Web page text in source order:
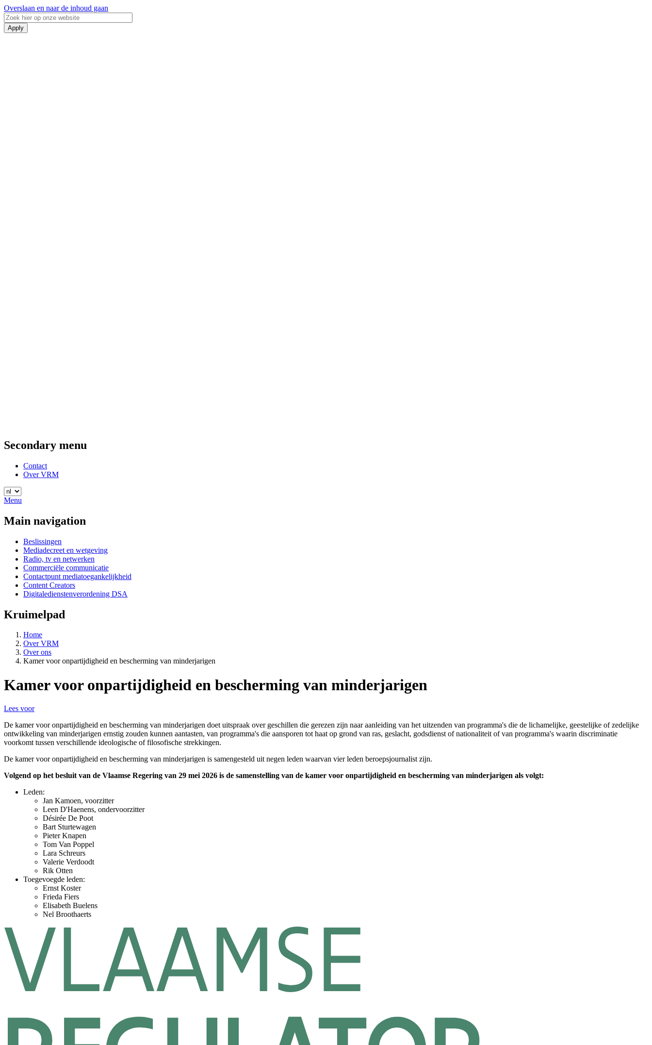
Overslaan en naar de inhoud gaan
Secondary menu
Contact
Over VRM
Menu
Main navigation
Beslissingen
Mediadecreet en wetgeving
Radio, tv en netwerken
Commerciële communicatie
Contactpunt mediatoegankelijkheid
Content Creators
Digitaledienstenverordening DSA
Kruimelpad
Home
Over VRM
Over ons
Kamer voor onpartijdigheid en bescherming van minderjarigen
Kamer voor onpartijdigheid en bescherming van minderjarigen
Lees voor
De kamer voor onpartijdigheid en bescherming van minderjarigen doet uitspraak over geschillen die gerezen zijn naar aanleiding van het uitzenden van programma's die de lichamelijke, geestelijke of zedelijke
ontwikkeling van minderjarigen ernstig zouden kunnen aantasten, van programma's die aansporen tot haat op grond van ras, geslacht, godsdienst of nationaliteit of van programma's waarin discriminatie
voorkomt tussen verschillende ideologische of filosofische strekkingen.
De kamer voor onpartijdigheid en bescherming van minderjarigen is samengesteld uit negen leden waarvan vier leden beroepsjournalist zijn.
Volgend op het besluit van de Vlaamse Regering van 29 mei 2026 is de samenstelling van de kamer voor onpartijdigheid en bescherming van minderjarigen als volgt:
Leden:
Jan Kamoen, voorzitter
Leen D'Haenens, ondervoorzitter
Désirée De Poot
Bart Sturtewagen
Pieter Knapen
Tom Van Poppel
Lara Schreurs
Valerie Verdoodt
Rik Otten
Toegevoegde leden:
Ernst Koster
Frieda Fiers
Elisabeth Buelens
Nel Broothaerts